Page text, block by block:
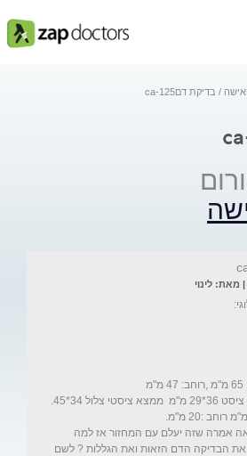
בדיקת דםca-125
אמרה שזה יעלם עם המחזור אז למה
את הבדיקה הדם הזאות ואת הגללות ? לשם